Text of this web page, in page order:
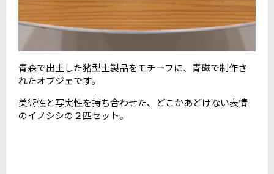
青森で出土した猪型土製品をモチーフに、青磁で制作さ
れたオブジェです。
美術性と写実性を持ち合わせた、どこかあどけない表情
のイノシシの２匹セット。